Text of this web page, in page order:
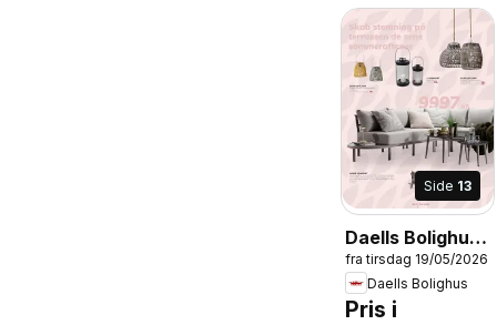
Side 13
Daells Bolighus
- Haven
fra tirsdag 19/05/2026
Daells Bolighus
Pris i